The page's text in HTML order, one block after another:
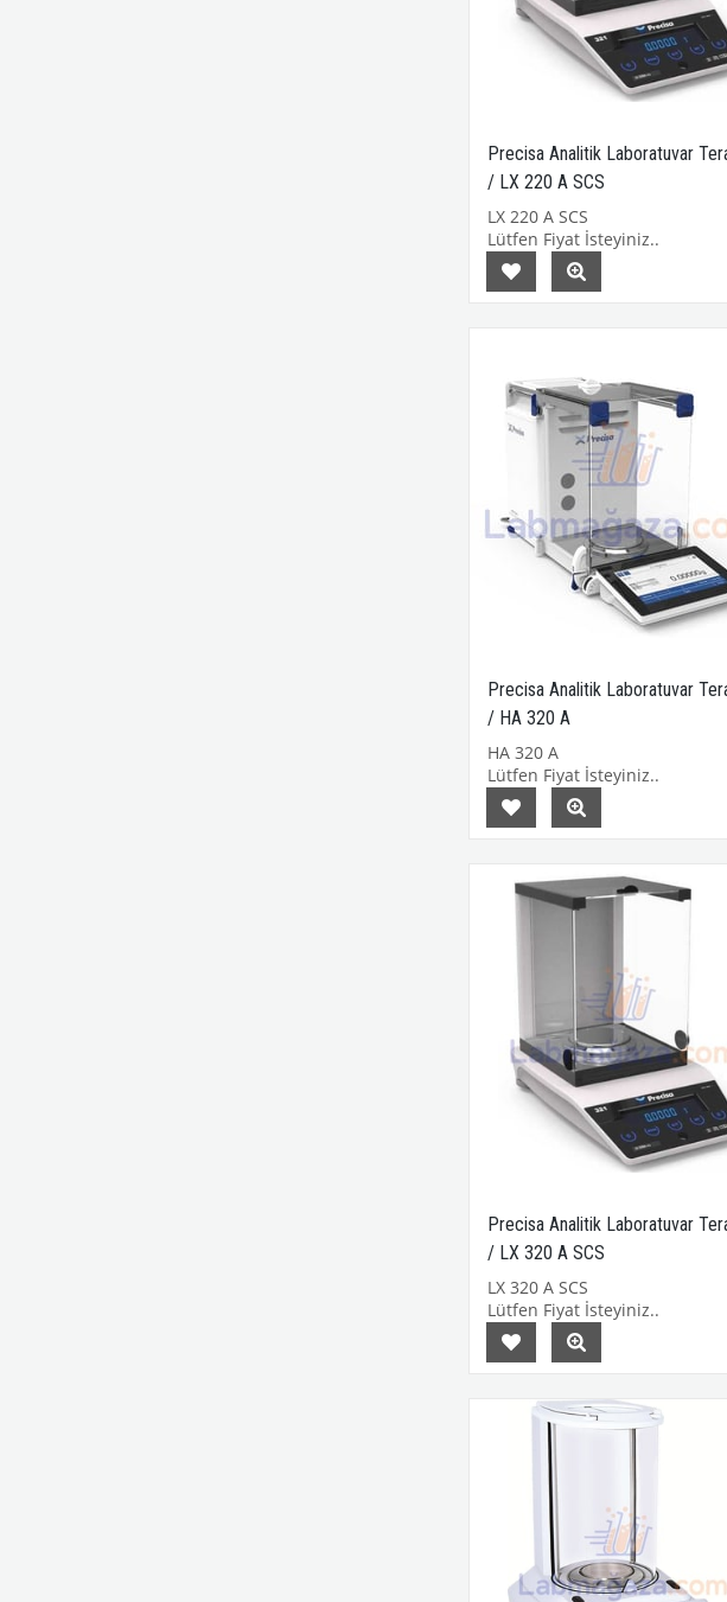
Precisa Analitik Laboratuvar
/ LX 220 A SCS
LX 220 A SCS
Lütfen Fiyat İsteyiniz..
Precisa Analitik Laboratuvar
/ HA 320 A
HA 320 A
Lütfen Fiyat İsteyiniz..
Precisa Analitik Laboratuvar
/ LX 320 A SCS
LX 320 A SCS
Lütfen Fiyat İsteyiniz..